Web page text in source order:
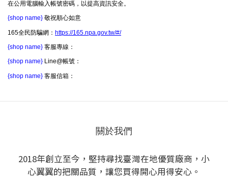
在公用電腦輸入帳號密碼，以提高資訊安全。
{shop name} 敬祝順心如意
165全民防騙網： https://165.npa.gov.tw/#/
{shop name} 客服專線：
{shop name} Line@帳號：
{shop name} 客服信箱：
關於我們
2018年創立至今，堅持尋找臺灣在地優質廠商，小
心翼翼的把關品質，讓您買得開心用得安心。